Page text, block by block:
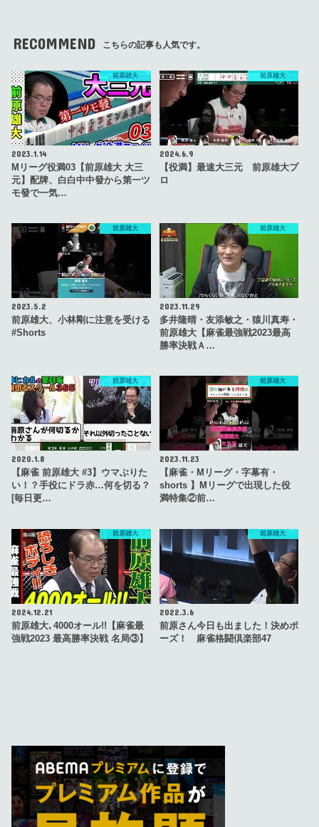
RECOMMEND こちらの記事も人気です。
前原雄大
2023.1.14
Mリーグ役満03【前原雄大 大三
元】配牌、白白中中發から第一ツ
モ發で一気…
前原雄大
2024.6.9
【役満】最速大三元 前原雄大プ
ロ
前原雄大
2023.5.2
前原雄大、小林剛に注意を受ける
#Shorts
前原雄大
2023.11.29
多井隆晴・友添敏之・猿川真寿・
前原雄大【麻雀最強戦2023最高
勝率決戦Ａ…
前原雄大
2020.1.8
【麻雀 前原雄大 #3】ウマぶりた
い！？手役にドラ赤…何を切る？
[毎日更…
前原雄大
2023.11.23
【麻雀・Mリーグ・字幕有・
shorts 】Mリーグで出現した役
満特集②前…
前原雄大
2024.12.21
前原雄大､4000オール!!【麻雀最
強戦2023 最高勝率決戦 名局③】
前原雄大
2022.3.6
前原さん今日も出ました！決めポ
ーズ！ 麻雀格闘倶楽部47